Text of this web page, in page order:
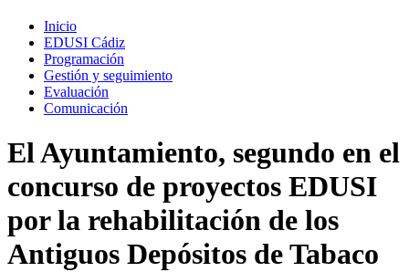
Inicio
EDUSI Cádiz
Programación
Gestión y seguimiento
Evaluación
Comunicación
El Ayuntamiento, segundo en el
concurso de proyectos EDUSI
por la rehabilitación de los
Antiguos Depósitos de Tabaco